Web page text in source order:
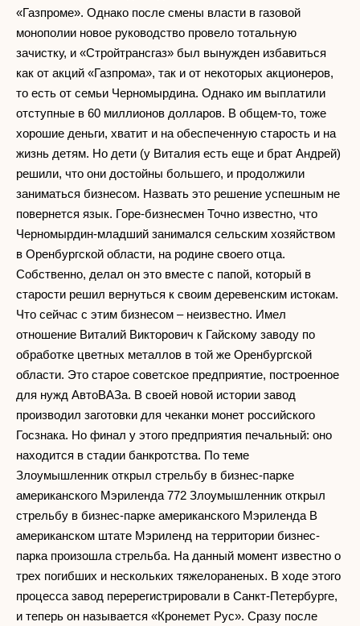
«Газпроме». Однако после смены власти в газовой
монополии новое руководство провело тотальную
зачистку, и «Стройтрансгаз» был вынужден избавиться
как от акций «Газпрома», так и от некоторых акционеров,
то есть от семьи Черномырдина. Однако им выплатили
отступные в 60 миллионов долларов. В общем-то, тоже
хорошие деньги, хватит и на обеспеченную старость и на
жизнь детям. Но дети (у Виталия есть еще и брат Андрей)
решили, что они достойны большего, и продолжили
заниматься бизнесом. Назвать это решение успешным не
повернется язык. Горе-бизнесмен Точно известно, что
Черномырдин-младший занимался сельским хозяйством
в Оренбургской области, на родине своего отца.
Собственно, делал он это вместе с папой, который в
старости решил вернуться к своим деревенским истокам.
Что сейчас с этим бизнесом – неизвестно. Имел
отношение Виталий Викторович к Гайскому заводу по
обработке цветных металлов в той же Оренбургской
области. Это старое советское предприятие, построенное
для нужд АвтоВАЗа. В своей новой истории завод
производил заготовки для чеканки монет российского
Госзнака. Но финал у этого предприятия печальный: оно
находится в стадии банкротства. По теме
Злоумышленник открыл стрельбу в бизнес-парке
американского Мэриленда 772 Злоумышленник открыл
стрельбу в бизнес-парке американского Мэриленда В
американском штате Мэриленд на территории бизнес-
парка произошла стрельба. На данный момент известно о
трех погибших и нескольких тяжелораненых. В ходе этого
процесса завод перерегистрировали в Санкт-Петербурге,
и теперь он называется «Кронемет Рус». Сразу после